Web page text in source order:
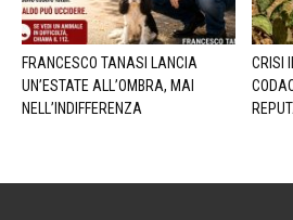
FRANCESCO TANASI LANCIA
UN’ESTATE ALL’OMBRA, MAI
NELL’INDIFFERENZA
CRISI